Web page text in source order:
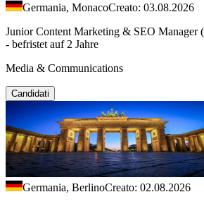
Germania, MonacoCreato: 03.08.2026
Junior Content Marketing & SEO Manager
- befristet auf 2 Jahre
Media & Communications
Candidati
Germania, BerlinoCreato: 02.08.2026